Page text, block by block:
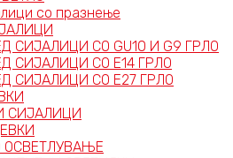
со празнење
СИЈАЛИЦИ СО GU10 И G9 ГРЛО
СИЈАЛИЦИ СО Е14 ГРЛО
СИЈАЛИЦИ СО Е27 ГРЛО
СИЈАЛИЦИ
ОСВЕТЛУВАЊЕ